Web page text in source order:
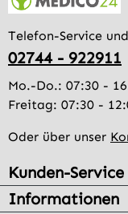
Telefon-Service
02744 - 922911
Mo.-Do.: 07:30 -
Freitag: 07:30 -
Oder über unser
Kunden-Service
Informationen